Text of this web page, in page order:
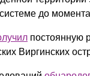
до
постоянную
Виргинских